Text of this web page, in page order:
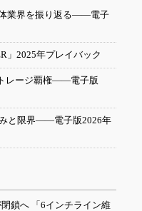
業界を振り返る――電子
」2025年プレイバック
レージ覇権――電子版
と限界――電子版2026年
鎖へ 「6インチライン維